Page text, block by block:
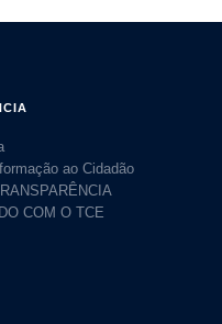
ao Cidadão
COM O TCE